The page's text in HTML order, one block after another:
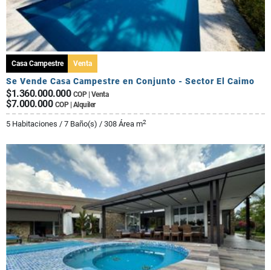
Casa Campestre Venta
Se Vende Casa Campestre en Conjunto - Sector El Caimo
$1.360.000.000 COP | Venta
$7.000.000 COP | Alquiler
5 Habitaciones / 7 Baño(s) / 308 Área m2